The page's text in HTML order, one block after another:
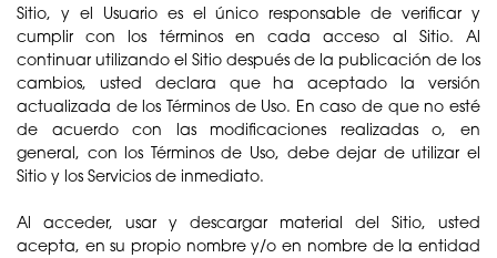
Sitio, y el Usuario es el único responsable de verificar y
cumplir con los términos en cada acceso al Sitio. Al
continuar utilizando el Sitio después de la publicación de los
cambios, usted declara que ha aceptado la versión
actualizada de los Términos de Uso. En caso de que no esté
de acuerdo con las modificaciones realizadas o, en
general, con los Términos de Uso, debe dejar de utilizar el
Sitio y los Servicios de inmediato.
Al acceder, usar y descargar material del Sitio, usted
acepta, en su propio nombre y/o en nombre de la entidad